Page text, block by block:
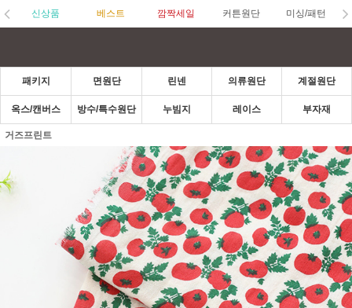
신상품 베스트 깜짝세일 커튼원단 미싱/패턴
패키지 면원단 린넨 의류원단 계절원단
옥스/캔버스 방수/특수원단 누빔지 레이스 부자재
거즈프린트